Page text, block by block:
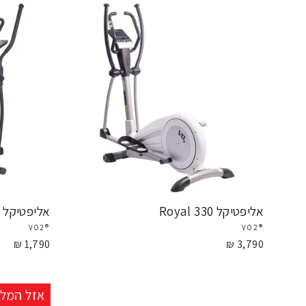
אליפטיקל Royal 330
®VO2
3,790 ₪
אליפטיקל Elliptical Wave 707 - Vo2
®VO2
1,790 ₪
אזל